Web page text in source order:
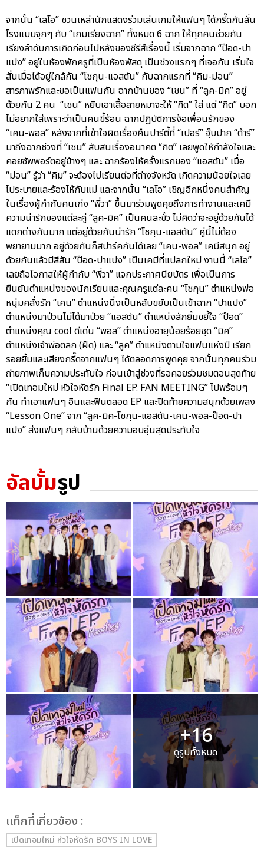
จากนั้น “เลโอ” ชวนเหล่านักแสดงร่วมเล่นเกมให้แฟนๆ ได้กรี๊ดกันลั่น
โรงแบบจุกๆ กับ “เกมเรียงฉาก” ทั้งหมด 6 ฉาก ให้ทุกคนช่วยกัน
เรียงลำดับการเกิดก่อนไปหลังของซีรีส์เรื่องนี้ เริ่มจากฉาก “ป๊อด-ปา
แปง” อยู่ในห้องพักครูที่เป็นห้องพัสดุ เป็นช่วงแรกๆ ที่เจอกัน เริ่มใจ
สั่นเมื่อได้อยู่ใกล้กัน “โชกุน-แอสตัน” กับฉากแรกที่ “คิม-ม่อน”
สารภาพรักและขอเป็นแฟนกัน ฉากบ้านของ “เชน” ที่ “ลูค-มิค” อยู่
ด้วยกัน 2 คน “เชน” หยิบเอาเสื้อลายหมาจะให้ “กิต” ใส่ แต่ “กิต” บอก
ไม่อยากใส่เพราะว่าเป็นคนขี้ร้อน ฉากปฏิบัติการง้อเพื่อนรักของ
“เคน-พอล” หลังจากที่เข้าใจผิดเรื่องคืนปาร์ตี้ที่ “เปอร์” จุ๊บปาก “ต้าร์”
มาถึงฉากช่วงที่ “เชน” สับสนเรื่องอนาคต “กิต” เลยพูดให้กำลังใจและ
คอยซัพพอร์ตอยู่ข้างๆ และ ฉากร้องไห้ครั้งแรกของ “แอสตัน” เมื่อ
“ม่อน” รู้ว่า “คิม” จะต้องไปเรียนต่อที่ต่างจังหวัด เกิดความน้อยใจเลย
ไประบายและร้องไห้กับแม่ และจากนั้น “เลโอ” เชิญอีกหนึ่งคนสำคัญ
ในเรื่องผู้กำกับคนเก่ง “พี่วา” ขึ้นมาร่วมพูดคุยถึงการทำงานและเคมี
ความน่ารักของแต่ละคู่ “ลูค-มิค” เป็นคนละขั้ว ไม่คิดว่าจะอยู่ด้วยกันได้
แตกต่างกันมาก แต่อยู่ด้วยกันน่ารัก “โชกุน-แอสตัน” คู่นี้ไม่ต้อง
พยายามมาก อยู่ด้วยกันก็สปาร์คกันได้เลย “เคน-พอล” เคมีสนุก อยู่
ด้วยกันแล้วมีสีสัน “ป๊อด-ปาแปง” เป็นเคมีที่แปลกใหม่ งานนี้ “เลโอ”
เลยถือโอกาสให้ผู้กำกับ “พี่วา” แจกประกาศนียบัตร เพื่อเป็นการ
ยืนยันตำแหน่งของนักเรียนและคุณครูแต่ละคน “โชกุน” ตำแหน่งพ่อ
หนุ่มคลั่งรัก “เคน” ตำแหน่งนิ่งเป็นหลับขยับเป็นเข้าฉาก “ปาแปง”
ตำแหน่งมาป่วนไม่ได้มาป่วย “แอสตัน” ตำแหน่งลักยิ้มขยี้ใจ “ป๊อด”
ตำแหน่งคุณ cool ดีเด่น “พอล” ตำแหน่งอายุน้อยร้อยชุด “มิค”
ตำแหน่งเจ้าพ่อตลก (ฝืด) และ “ลูค” ตำแหน่งตามใจแฟนแห่งปี เรียก
รอยยิ้มและเสียงกรี๊ดจากแฟนๆ ได้ตลอดการพูดคุย จากนั้นทุกคนร่วม
ถ่ายภาพเก็บความประทับใจ ก่อนเข้าสู่ช่วงที่รอคอยร่วมชมตอนสุดท้าย
“เปิดเทอมใหม่ หัวใจหัดรัก Final EP. FAN MEETING” ไปพร้อมๆ
กัน ทำเอาแฟนๆ อินและฟินตลอด EP และปิดท้ายความสนุกด้วยเพลง
“Lesson One” จาก “ลูค-มิค-โชกุน-แอสตัน-เคน-พอล-ป๊อด-ปา
แปง” ส่งแฟนๆ กลับบ้านด้วยความอบอุ่นสุดประทับใจ
อัลบั้มรูป
+16
ดูรูปทั้งหมด
เเท็กที่เกี่ยวข้อง :
เปิดเทอมใหม่ หัวใจหัดรัก BOYS IN LOVE